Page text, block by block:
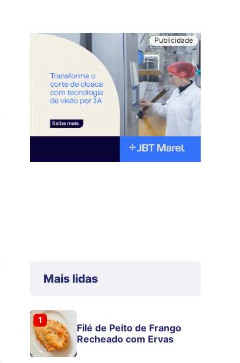
Mais lidas
1
Filé de Peito de Frango
Recheado com Ervas